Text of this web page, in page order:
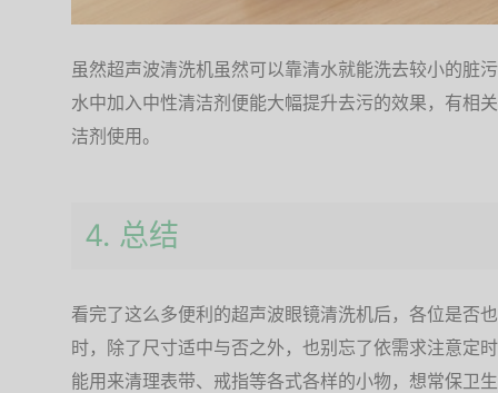
虽然超声波清洗机虽然可以靠清水就能洗去较小的脏
水中加入中性清洁剂便能大幅提升去污的效果，有相
洁剂使用。
4. 总结
看完了这么多便利的超声波眼镜清洗机后，各位是否
时，除了尺寸适中与否之外，也别忘了依需求注意定
能用来清理表带、戒指等各式各样的小物，想常保卫